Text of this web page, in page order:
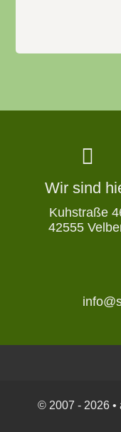
Wir sind
Kuhstraße
42555
© 2007 - 2026 •